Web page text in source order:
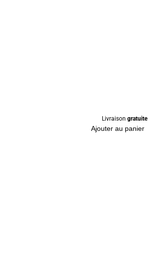
Livraison gratuite
Ajouter au panier